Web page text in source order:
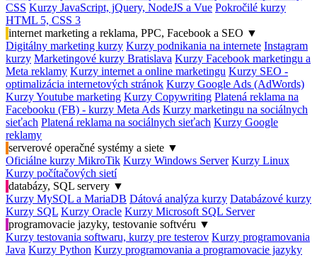
CSS Kurzy JavaScript, jQuery, NodeJS a Vue Pokročilé kurzy
HTML 5, CSS 3
internet marketing a reklama, PPC, Facebook a SEO ▼
Digitálny marketing kurzy Kurzy podnikania na internete Instagram
kurzy Marketingové kurzy Bratislava Kurzy Facebook marketingu a
Meta reklamy Kurzy internet a online marketingu Kurzy SEO -
optimalizácia internetových stránok Kurzy Google Ads (AdWords)
Kurzy Youtube marketing Kurzy Copywriting Platená reklama na
Facebooku (FB) - kurzy Meta Ads Kurzy marketingu na sociálnych
sieťach Platená reklama na sociálnych sieťach Kurzy Google
reklamy
serverové operačné systémy a siete ▼
Oficiálne kurzy MikroTik Kurzy Windows Server Kurzy Linux
Kurzy počítačových sietí
databázy, SQL servery ▼
Kurzy MySQL a MariaDB Dátová analýza kurzy Databázové kurzy
Kurzy SQL Kurzy Oracle Kurzy Microsoft SQL Server
programovacie jazyky, testovanie softvéru ▼
Kurzy testovania softwaru, kurzy pre testerov Kurzy programovania
Java Kurzy Python Kurzy programovania a programovacie jazyky